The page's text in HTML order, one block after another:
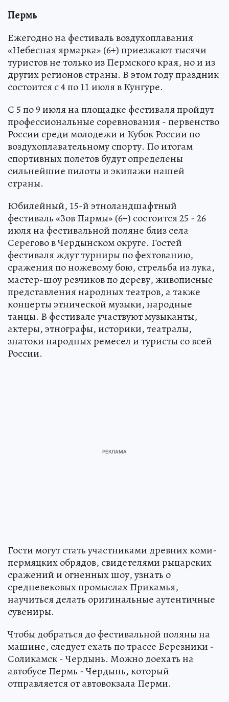
Пермь
Ежегодно на фестиваль воздухоплавания
«Небесная ярмарка» (6+) приезжают тысячи
туристов не только из Пермского края, но и из
других регионов страны. В этом году праздник
состоится с 4 по 11 июля в Кунгуре.
С 5 по 9 июля на площадке фестиваля пройдут
профессиональные соревнования - первенство
России среди молодежи и Кубок России по
воздухоплавательному спорту. По итогам
спортивных полетов будут определены
сильнейшие пилоты и экипажи нашей
страны.
Юбилейный, 15-й этноландшафтный
фестиваль «Зов Пармы» (6+) состоится 25 - 26
июля на фестивальной поляне близ села
Серегово в Чердынском округе. Гостей
фестиваля ждут турниры по фехтованию,
сражения по ножевому бою, стрельба из лука,
мастер-шоу резчиков по дереву, живописные
представления народных театров, а также
концерты этнической музыки, народные
танцы. В фестивале участвуют музыканты,
актеры, этнографы, историки, театралы,
знатоки народных ремесел и туристы со всей
России.
Гости могут стать участниками древних коми-
пермяцких обрядов, свидетелями рыцарских
сражений и огненных шоу, узнать о
средневековых промыслах Прикамья,
научиться делать оригинальные аутентичные
сувениры.
Чтобы добраться до фестивальной поляны на
машине, следует ехать по трассе Березники -
Соликамск - Чердынь. Можно доехать на
автобусе Пермь - Чердынь, который
отправляется от автовокзала Перми.